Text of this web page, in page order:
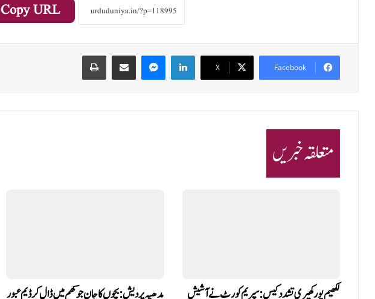
Copy URL
Facebook
X
LinkedIn
متعلقہ خبریں
لکھیم پور کھیری تشدد کیس: سپریم کورٹ نے آشیش مدھیہ پردیش: بچوں کا جان جوکھم میں ڈال کر ڈیم عبور